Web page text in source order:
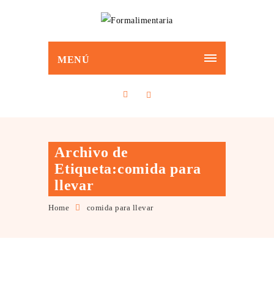
MENÚ
Archivo de
Etiqueta:comida para
llevar
Home comida para llevar